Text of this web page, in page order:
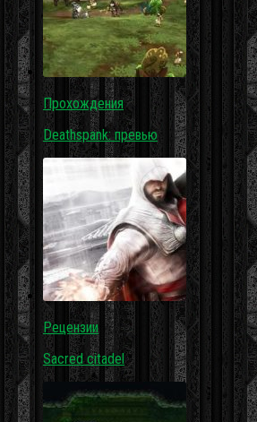
Прохождения
Deathspank: превью
Рецензии
Sacred citadel